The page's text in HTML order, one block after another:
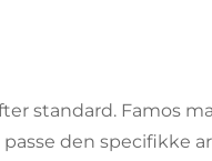
standard. Famos
den specifikke